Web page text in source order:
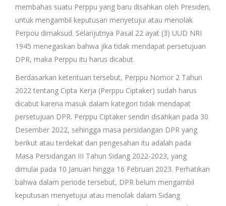
membahas suatu Perppu yang baru disahkan oleh Presiden,
untuk mengambil keputusan menyetujui atau menolak
Perpou dimaksud. Selanjutnya Pasal 22 ayat (3) UUD NRI
1945 menegaskan bahwa jika tidak mendapat persetujuan
DPR, maka Perppu itu harus dicabut.
Berdasarkan ketentuan tersebut, Perppu Nomor 2 Tahun
2022 tentang Cipta Kerja (Perppu Ciptaker) sudah harus
dicabut karena masuk dalam kategori tidak mendapat
persetujuan DPR. Perppu Ciptaker sendiri disahkan pada 30
Desember 2022, sehingga masa persidangan DPR yang
berikut atau terdekat dari pengesahan itu adalah pada
Masa Persidangan III Tahun Sidang 2022-2023, yang
dimulai pada 10 Januari hingga 16 Februari 2023. Perhatikan
bahwa dalam periode tersebut, DPR belum mengambil
keputusan menyetujui atau menolak dalam Sidang